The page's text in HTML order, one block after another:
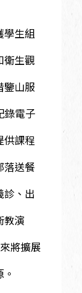
學生組
衛生觀
鑒山服
錄電子
供課程
落送餐
診、出
教演
將擴展